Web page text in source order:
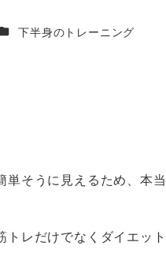
テゴリー
下半身のトレーニング
そうに見えるため、本
トレだけでなくダイエッ